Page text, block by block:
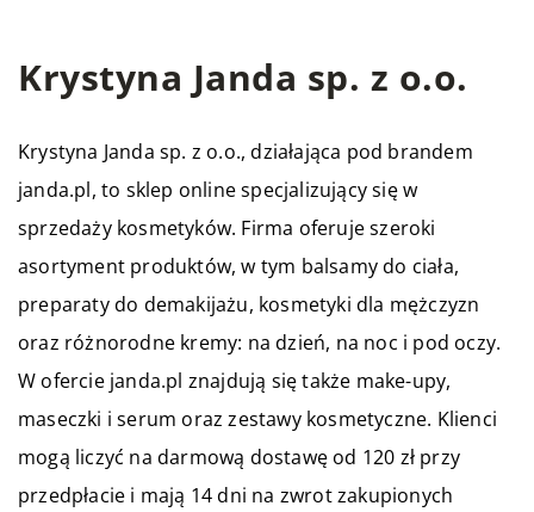
Krystyna Janda sp. z o.o.
Krystyna Janda sp. z o.o., działająca pod brandem
janda.pl, to sklep online specjalizujący się w
sprzedaży kosmetyków. Firma oferuje szeroki
asortyment produktów, w tym balsamy do ciała,
preparaty do demakijażu, kosmetyki dla mężczyzn
oraz różnorodne kremy: na dzień, na noc i pod oczy.
W ofercie janda.pl znajdują się także make-upy,
maseczki i serum oraz zestawy kosmetyczne. Klienci
mogą liczyć na darmową dostawę od 120 zł przy
przedpłacie i mają 14 dni na zwrot zakupionych